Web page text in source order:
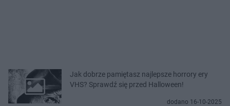
Jak dobrze pamiętasz najlepsze horrory ery
VHS? Sprawdź się przed Halloween!
dodano 16-10-2025